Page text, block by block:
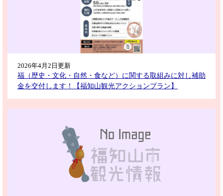
2026年4月2日更新
福（歴史・文化・自然・食など）に関する取組みに対し補助
金を交付します！【福知山観光アクションプラン】